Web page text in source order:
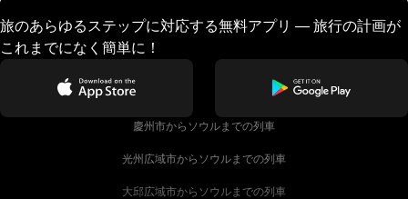
旅のあらゆるステップに対応する無料アプリ — 旅行の計画が
これまでになく簡単に！
慶州市からソウルまでの列車
光州広域市からソウルまでの列車
大邱広域市からソウルまでの列車